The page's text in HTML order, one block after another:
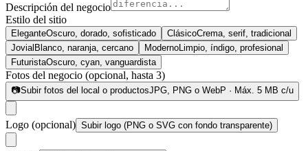
Descripción del negocio
Estilo del sitio
EleganteOscuro, dorado, sofisticado ClásicoCrema, serif, tradicional
Jovial Blanco, naranja, cercano Moderno Limpio, índigo, profesional
FuturistaOscuro, cyan, vanguardista
Fotos del negocio (opcional, hasta 3)
📷Subir fotos del local o productosJPG, PNG o WebP · Máx. 5 MB c/u
Logo (opcional) Subir logo (PNG o SVG con fondo transparente)